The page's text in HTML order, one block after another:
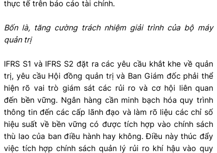
thực tế trên báo cáo tài chính.
Bốn là, tăng cường trách nhiệm giải trình của bộ máy
quản trị
IFRS S1 và IFRS S2 đặt ra các yêu cầu khắt khe về quản
trị, yêu cầu Hội đồng quản trị và Ban Giám đốc phải thể
hiện rõ vai trò giám sát các rủi ro và cơ hội liên quan
đến bền vững. Ngân hàng cần minh bạch hóa quy trình
thông tin đến các cấp lãnh đạo và làm rõ liệu các chỉ số
hiệu suất về bền vững có được tích hợp vào chính sách
thù lao của ban điều hành hay không. Điều này thúc đẩy
việc tích hợp chính sách quản lý rủi ro khí hậu vào quy